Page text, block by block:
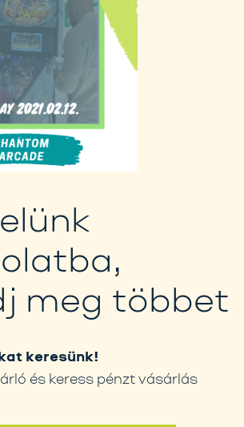
meg többet
keresünk!
és keress pénzt vásárlás